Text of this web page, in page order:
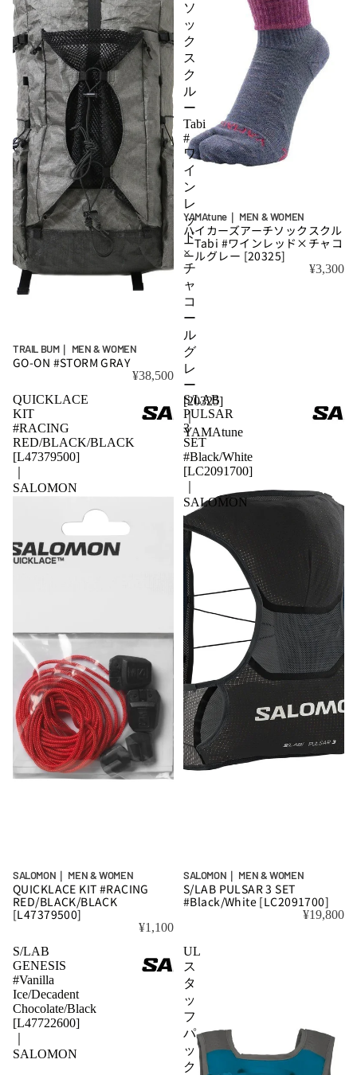
TRAIL BUM｜ MEN & WOMEN
GO-ON #STORM GRAY
¥38,500
ソ
ッ
ク
ス
ク
ル
ー
Tabi
#
ワ
イ
ン
レ
ッ
ド
×
チ
ャ
コ
ー
ル
グ
レ
ー
[20325]
｜
YAMAtune
YAMAtune｜ MEN & WOMEN
ハイカーズアーチソックスクル
ーTabi #ワインレッド×チャコ
ールグレー [20325]
¥3,300
QUICKLACE
KIT
#RACING
RED/BLACK/BLACK
[L47379500]
SALOMON
SALOMON｜ MEN & WOMEN
QUICKLACE KIT #RACING
RED/BLACK/BLACK
[L47379500]
¥1,100
S/LAB
PULSAR
3
SET
#Black/White
[LC2091700]
SALOMON
SALOMON｜ MEN & WOMEN
S/LAB PULSAR 3 SET
#Black/White [LC2091700]
¥19,800
S/LAB
GENESIS
#Vanilla
Ice/Decadent
Chocolate/Black
[L47722600]
SALOMON
UL
ス
タ
ッ
フ
パ
ッ
ク